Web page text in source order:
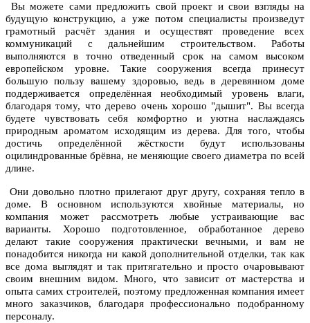
Вы можете сами предложить свой проект и свои взгляды на
будущую конструкцию, а уже потом специалисты произведут
грамотный расчёт здания и осуществят проведение всех
коммуникаций с дальнейшим строительством. Работы
выполняются в точно отведенный срок на самом высоком
европейском уровне. Такие сооружения всегда принесут
большую пользу вашему здоровью, ведь в деревянном доме
поддерживается определённая необходимый уровень влаги,
благодаря тому, что дерево очень хорошо "дышит". Вы всегда
будете чувствовать себя комфортно и уютна наслаждаясь
природным ароматом исходящим из дерева. Для того, чтобы
достичь определённой жёсткости будут использованы
оцилиндрованные брёвна, не меняющие своего диаметра по всей
длине.
Они довольно плотно прилегают друг другу, сохраняя тепло в
доме. В основном используются хвойные материалы, но
компания может рассмотреть любые устраивающие вас
варианты. Хорошо подготовленное, обработанное дерево
делают такие сооружения практически вечными, и вам не
понадобится никогда ни какой дополнительной отделки, так как
все дома выглядят и так притягательно и просто очаровывают
своим внешним видом. Много, что зависит от мастерства и
опыта самих строителей, поэтому предложенная компания имеет
много заказчиков, благодаря профессионально подобранному
персоналу.